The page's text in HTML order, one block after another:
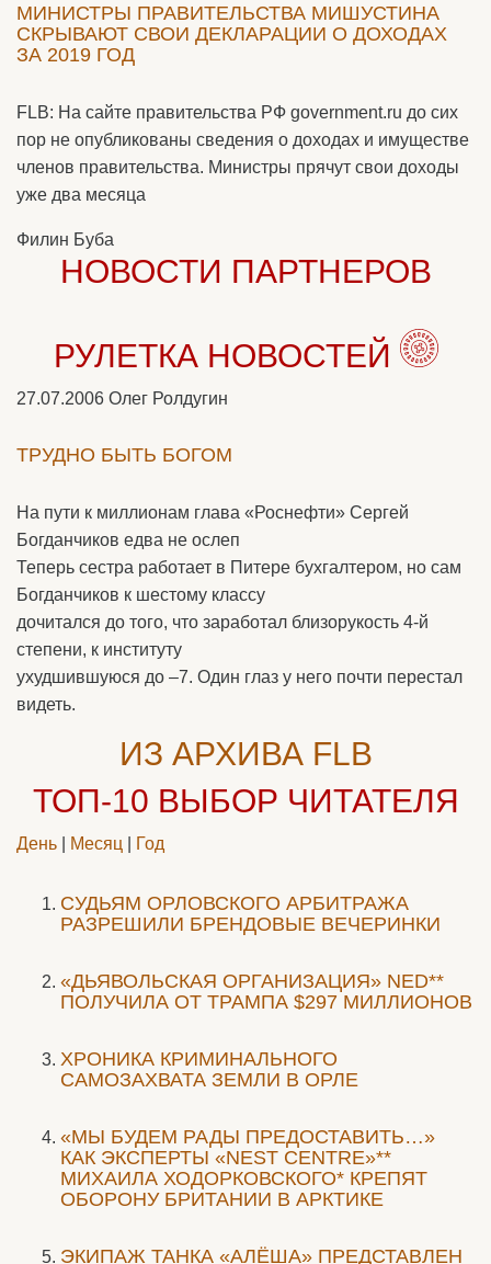
МИНИСТРЫ ПРАВИТЕЛЬСТВА МИШУСТИНА
СКРЫВАЮТ СВОИ ДЕКЛАРАЦИИ О ДОХОДАХ
ЗА 2019 ГОД
FLB: На сайте правительства РФ government.ru до сих
пор не опубликованы сведения о доходах и имуществе
членов правительства. Министры прячут свои доходы
уже два месяца
Филин Буба
НОВОСТИ ПАРТНЕРОВ
РУЛЕТКА НОВОСТЕЙ
27.07.2006 Олег Ролдугин
ТРУДНО БЫТЬ БОГОМ
На пути к миллионам глава «Роснефти» Сергей
Богданчиков едва не ослеп
Теперь сестра работает в Питере бухгалтером, но сам
Богданчиков к шестому классу
дочитался до того, что заработал близорукость 4-й
степени, к институту
ухудшившуюся до –7. Один глаз у него почти перестал
видеть.
ИЗ АРХИВА FLB
ТОП-10 ВЫБОР ЧИТАТЕЛЯ
День Месяц Год
CУДЬЯМ ОРЛОВСКОГО АРБИТРАЖА
РАЗРЕШИЛИ БРЕНДОВЫЕ ВЕЧЕРИНКИ
«ДЬЯВОЛЬСКАЯ ОРГАНИЗАЦИЯ» NED**
ПОЛУЧИЛА ОТ ТРАМПА $297 МИЛЛИОНОВ
ХРОНИКА КРИМИНАЛЬНОГО
САМОЗАХВАТА ЗЕМЛИ В ОРЛЕ
«МЫ БУДЕМ РАДЫ ПРЕДОСТАВИТЬ…»
КАК ЭКСПЕРТЫ «NEST CENTRE»**
МИХАИЛА ХОДОРКОВСКОГО* КРЕПЯТ
ОБОРОНУ БРИТАНИИ В АРКТИКЕ
ЭКИПАЖ ТАНКА «АЛЁША» ПРЕДСТАВЛЕН